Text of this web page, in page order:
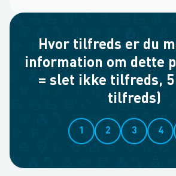
Hvor tilfreds er du
information om dette
= slet ikke tilfreds, 5
tilfreds)
1 2 3 4